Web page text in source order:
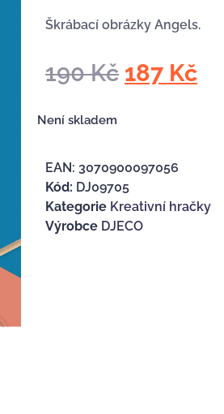
Škrábací obrázky Angels.
190Kč 187 Kč
Není skladem
EAN: 3070900097056
Kód: DJ09705
Kategorie Kreativní hračky
Výrobce DJECO